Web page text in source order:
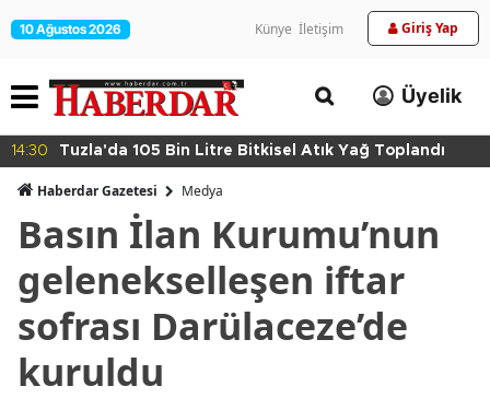
10 Ağustos 2026 Künye İletişim Giriş Yap
Üyelik
14:30 Tuzla'da 105 Bin Litre Bitkisel Atık Yağ Toplandı
Haberdar Gazetesi Medya
Basın İlan Kurumu’nun
gelenekselleşen iftar
sofrası Darülaceze’de
kuruldu